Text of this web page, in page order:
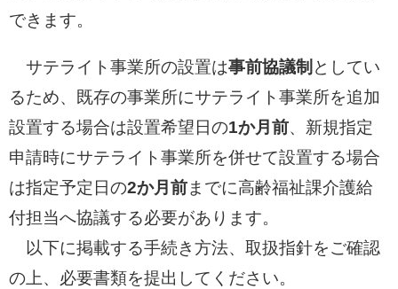
できます。
サテライト事業所の設置は事前協議制 としてい
るため、既存の事業所にサテライト事業所を追加
設置する場合は設置希望日の1か月前、新規指定
申請時にサテライト事業所を併せて設置する場合
は指定予定日の2か月前までに高齢福祉課介護給
付担当へ協議する必要があります。
以下に掲載する手続き方法、取扱指針をご確認
の上、必要書類を提出してください。